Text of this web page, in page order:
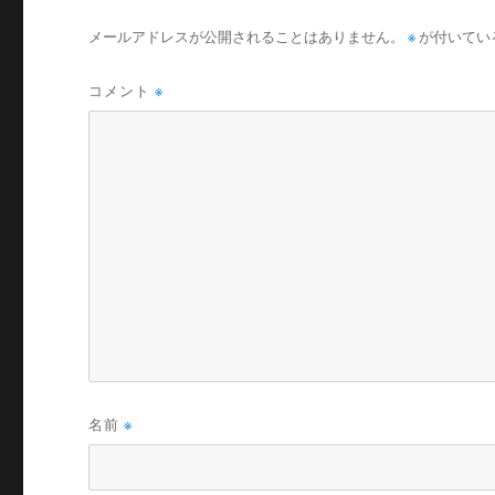
メールアドレスが公開されることはありません。 ※が付いて
コメント※
名前※